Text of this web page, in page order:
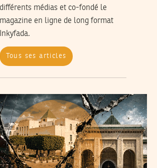
différents médias et co-fondé le
magazine en ligne de long format
Inkyfada.
Tous ses articles